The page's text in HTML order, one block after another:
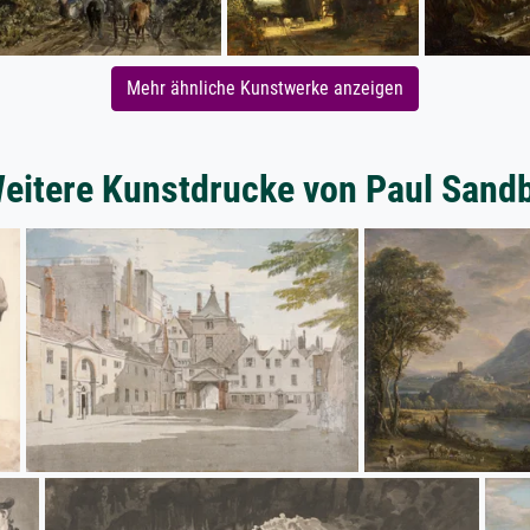
Mehr ähnliche Kunstwerke anzeigen
Kunstdrucke von Paul